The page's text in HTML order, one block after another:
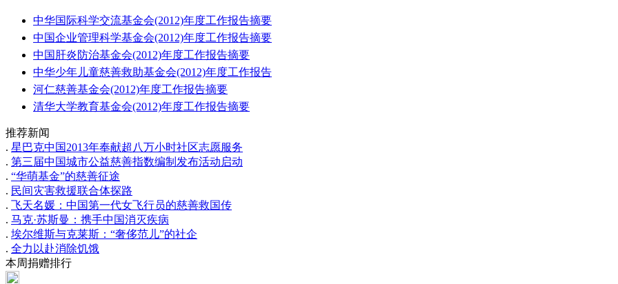
中华国际科学交流基金会(2012)年度工作报告摘要
中国企业管理科学基金会(2012)年度工作报告摘要
中国肝炎防治基金会(2012)年度工作报告摘要
中华少年儿童慈善救助基金会(2012)年度工作报告
河仁慈善基金会(2012)年度工作报告摘要
清华大学教育基金会(2012)年度工作报告摘要
推荐新闻
. 星巴克中国2013年奉献超八万小时社区志愿服务
. 第三届中国城市公益慈善指数编制发布活动启动
. “华萌基金”的慈善征途
. 民间灾害救援联合体探路
. 飞天名媛：中国第一代女飞行员的慈善救国传
. 马克·苏斯曼：携手中国消灭疾病
. 埃尔维斯与克莱斯：“奢侈范儿”的社企
. 全力以赴消除饥饿
本周捐赠排行